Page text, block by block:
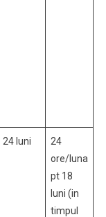
24 luni
24
ore/luna
pt 18
luni (in
timpul